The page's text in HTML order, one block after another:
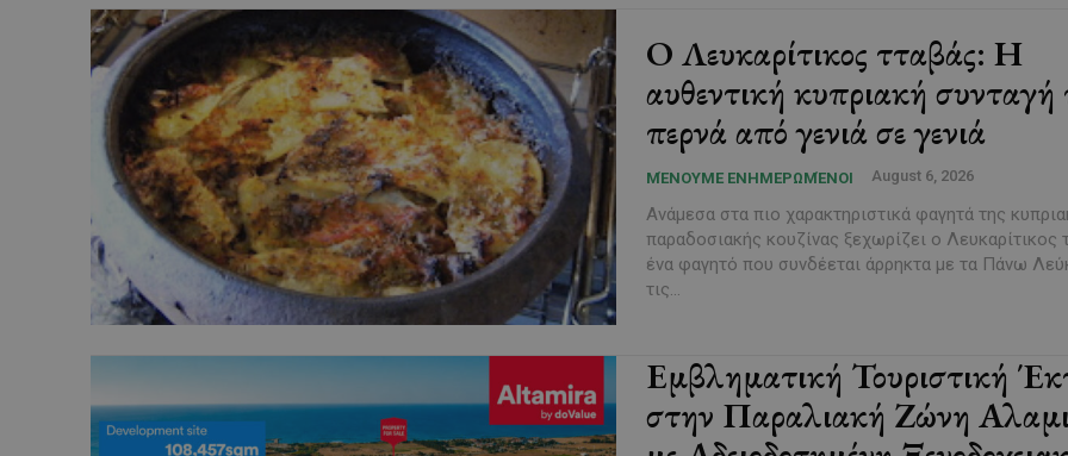
Ο Λευκαρίτικος τταβάς: Η
αυθεντική κυπριακή συνταγή
περνά από γενιά σε γενιά
ΜΈΝΟΥΜΕ ΕΝΗΜΕΡΩΜΈΝΟΙ August 6, 2026
Ανάμεσα στα πιο χαρακτηριστικά φαγητά της
παραδοσιακής κουζίνας ξεχωρίζει ο Λευκαρίτικος
ένα φαγητό που συνδέεται άρρηκτα με τα Πάνω
τις...
Εμβληματική Τουριστική
στην Παραλιακή Ζώνη